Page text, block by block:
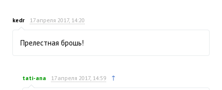
kedr 17 апреля 2017, 14:20
Прелестная брошь!
tati-ana 17 апреля 2017, 14:59 ↑